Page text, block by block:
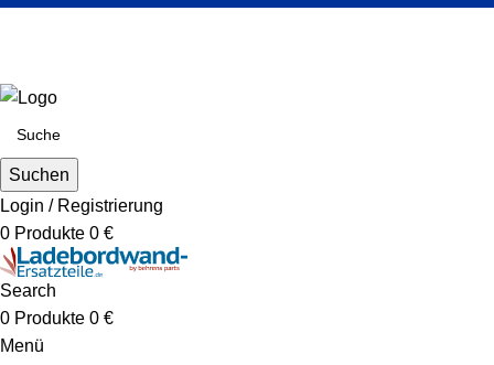
Suchen
Login / Registrierung
0 Produkte 0 €
Search
0 Produkte 0 €
Menü